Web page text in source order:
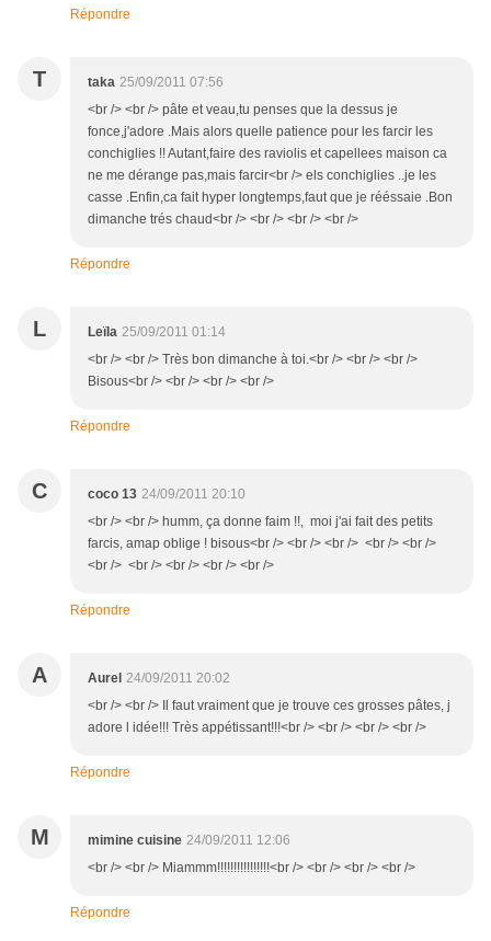
Répondre
T taka 25/09/2011 07:56
<br /> <br /> pâte et veau,tu penses que la dessus je
fonce,j'adore .Mais alors quelle patience pour les farcir les
conchiglies !! Autant,faire des raviolis et capellees maison ca
ne me dérange pas,mais farcir<br /> els conchiglies ..je les
casse .Enfin,ca fait hyper longtemps,faut que je rééssaie .Bon
dimanche trés chaud<br /> <br /> <br /> <br />
Répondre
L Leïla 25/09/2011 01:14
<br /> <br /> Très bon dimanche à toi.<br /> <br /> <br />
Bisous<br /> <br /> <br /> <br />
Répondre
C coco 13 24/09/2011 20:10
<br /> <br /> humm, ça donne faim !!, moi j'ai fait des petits
farcis, amap oblige ! bisous<br /> <br /> <br /> <br /> <br />
<br /> <br /> <br /> <br /> <br />
Répondre
A Aurel 24/09/2011 20:02
<br /> <br /> Il faut vraiment que je trouve ces grosses pâtes, j
adore l idée!!! Très appétissant!!!<br /> <br /> <br /> <br />
Répondre
M mimine cuisine 24/09/2011 12:06
<br /> <br /> Miammm!!!!!!!!!!!!!!!!<br /> <br /> <br /> <br />
Répondre